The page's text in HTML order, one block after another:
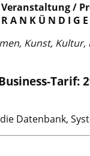
/
A N K Ü N D I G
Kunst,
Tarif:
Datenbank,